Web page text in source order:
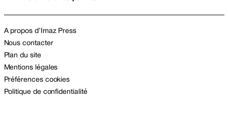
A propos d’Imaz Press
Nous contacter
Plan du site
Mentions légales
Préférences cookies
Politique de confidentialité